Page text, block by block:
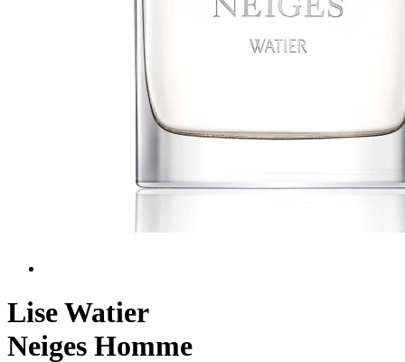
Lise Watier
Neiges Homme